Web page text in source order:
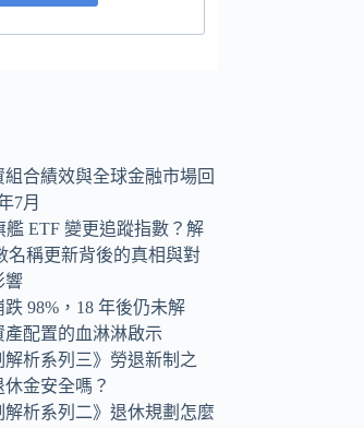
組合績效與全球金融市場回
7月
艦 ETF 變更追蹤指數？解
名稱更新背後的真相與對
響
98%，18 年後仍未解
產配置的血淋淋啟示
解析系列三》勞退新制之
金安全嗎？
解析系列二》退休規劃怎麼